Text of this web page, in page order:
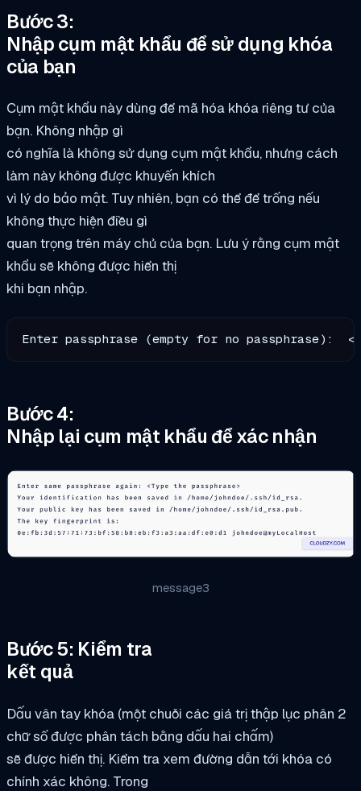
Bước 3:
Nhập cụm mật khẩu để sử dụng khóa
của bạn
Cụm mật khẩu này dùng để mã hóa khóa riêng tư của
bạn. Không nhập gì
có nghĩa là không sử dụng cụm mật khẩu, nhưng cách
làm này không được khuyến khích
vì lý do bảo mật. Tuy nhiên, bạn có thể để trống nếu
không thực hiện điều gì
quan trọng trên máy chủ của bạn. Lưu ý rằng cụm mật
khẩu sẽ không được hiển thị
khi bạn nhập.
Enter passphrase (empty for no passphrase):
Bước 4:
Nhập lại cụm mật khẩu để xác nhận
message3
Bước 5: Kiểm tra
kết quả
Dấu vân tay khóa (một chuỗi các giá trị thập lục phân 2
chữ số được phân tách bằng dấu hai chấm)
sẽ được hiển thị. Kiểm tra xem đường dẫn tới khóa có
chính xác không. Trong